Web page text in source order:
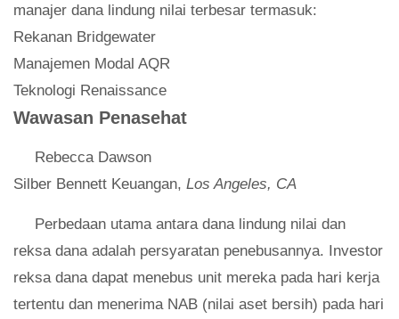
manajer dana lindung nilai terbesar termasuk:
Rekanan Bridgewater
Manajemen Modal AQR
Teknologi Renaissance
Wawasan Penasehat
Rebecca Dawson
Silber Bennett Keuangan, Los Angeles, CA
Perbedaan utama antara dana lindung nilai dan
reksa dana adalah persyaratan penebusannya. Investor
reksa dana dapat menebus unit mereka pada hari kerja
tertentu dan menerima NAB (nilai aset bersih) pada hari